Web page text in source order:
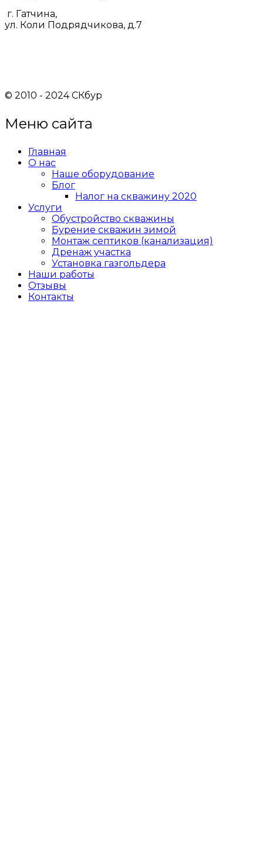
г. Гатчина,
ул. Коли Подрядчикова, д.7
© 2010 - 2024 СКбур
Меню сайта
Главная
О нас
Наше оборудование
Блог
Налог на скважину 2020
Услуги
Обустройство скважины
Бурение скважин зимой
Монтаж септиков (канализация)
Дренаж участка
Установка газгольдера
Наши работы
Отзывы
Контакты